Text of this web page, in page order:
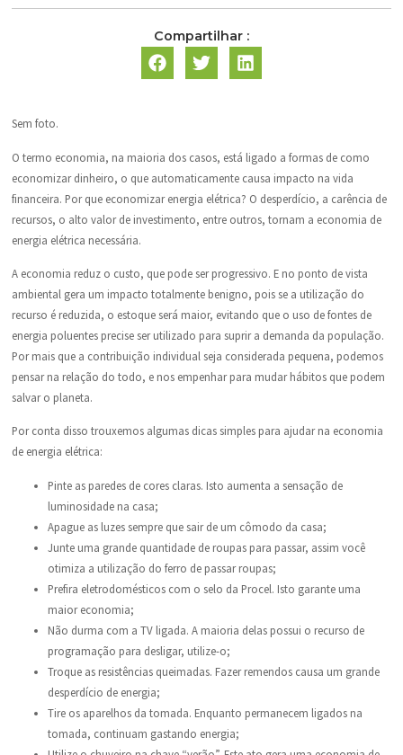
Compartilhar :
Sem foto.
O termo economia, na maioria dos casos, está ligado a formas de como
economizar dinheiro, o que automaticamente causa impacto na vida
financeira. Por que economizar energia elétrica? O desperdício, a carência de
recursos, o alto valor de investimento, entre outros, tornam a economia de
energia elétrica necessária.
A economia reduz o custo, que pode ser progressivo. E no ponto de vista
ambiental gera um impacto totalmente benigno, pois se a utilização do
recurso é reduzida, o estoque será maior, evitando que o uso de fontes de
energia poluentes precise ser utilizado para suprir a demanda da população.
Por mais que a contribuição individual seja considerada pequena, podemos
pensar na relação do todo, e nos empenhar para mudar hábitos que podem
salvar o planeta.
Por conta disso trouxemos algumas dicas simples para ajudar na economia
de energia elétrica:
Pinte as paredes de cores claras. Isto aumenta a sensação de
luminosidade na casa;
Apague as luzes sempre que sair de um cômodo da casa;
Junte uma grande quantidade de roupas para passar, assim você
otimiza a utilização do ferro de passar roupas;
Prefira eletrodomésticos com o selo da Procel. Isto garante uma
maior economia;
Não durma com a TV ligada. A maioria delas possui o recurso de
programação para desligar, utilize-o;
Troque as resistências queimadas. Fazer remendos causa um grande
desperdício de energia;
Tire os aparelhos da tomada. Enquanto permanecem ligados na
tomada, continuam gastando energia;